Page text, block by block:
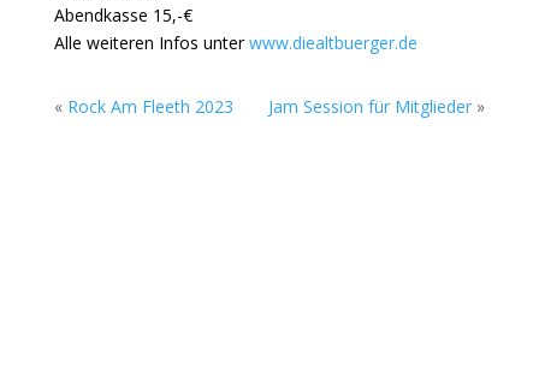
Abendkasse 15,-€
Alle weiteren Infos unterwww.diealtbuerger.de
« Rock Am Fleeth 2023 Jam Session für Mitglieder »